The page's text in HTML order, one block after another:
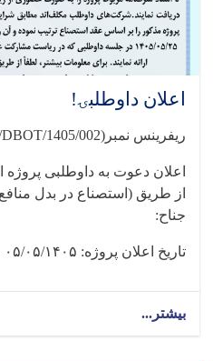
اعلان داوطلبۍ!
ریفرینس نمبر 1405/002)
اعلان دعوت به داوطلبی پروژه
از طریق (استصناع در بدل
جناح:
تاریخ اعلان پروژه: ۰۵/۰۵/۱۴۰۵ . . .
بیشتر...